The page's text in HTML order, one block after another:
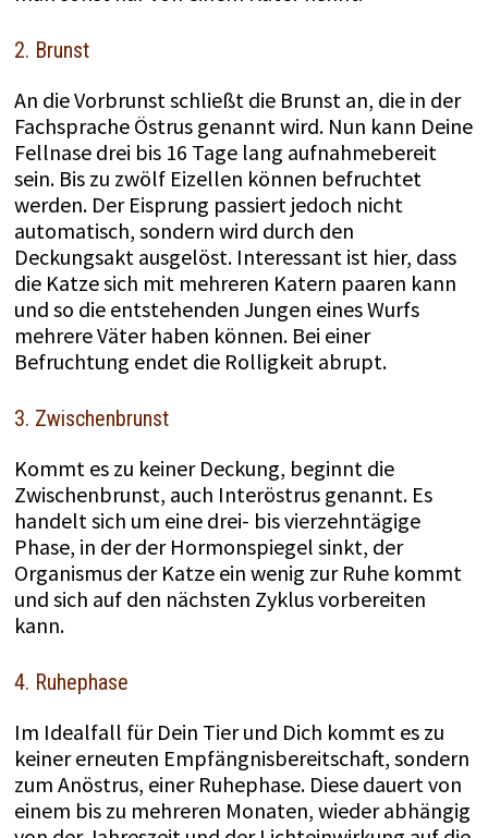
2. Brunst
An die Vorbrunst schließt die Brunst an, die in der
Fachsprache Östrus genannt wird. Nun kann Deine
Fellnase drei bis 16 Tage lang aufnahmebereit
sein. Bis zu zwölf Eizellen können befruchtet
werden. Der Eisprung passiert jedoch nicht
automatisch, sondern wird durch den
Deckungsakt ausgelöst. Interessant ist hier, dass
die Katze sich mit mehreren Katern paaren kann
und so die entstehenden Jungen eines Wurfs
mehrere Väter haben können. Bei einer
Befruchtung endet die Rolligkeit abrupt.
3. Zwischenbrunst
Kommt es zu keiner Deckung, beginnt die
Zwischenbrunst, auch Interöstrus genannt. Es
handelt sich um eine drei- bis vierzehntägige
Phase, in der der Hormonspiegel sinkt, der
Organismus der Katze ein wenig zur Ruhe kommt
und sich auf den nächsten Zyklus vorbereiten
kann.
4. Ruhephase
Im Idealfall für Dein Tier und Dich kommt es zu
keiner erneuten Empfängnisbereitschaft, sondern
zum Anöstrus, einer Ruhephase. Diese dauert von
einem bis zu mehreren Monaten, wieder abhängig